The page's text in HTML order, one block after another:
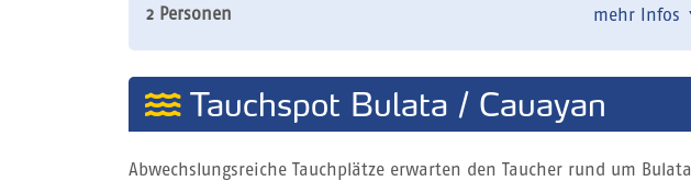
2 Personen mehr Infos
Tauchspot Bulata / Cauayan
Abwechslungsreiche Tauchplätze erwarten den Taucher rund um